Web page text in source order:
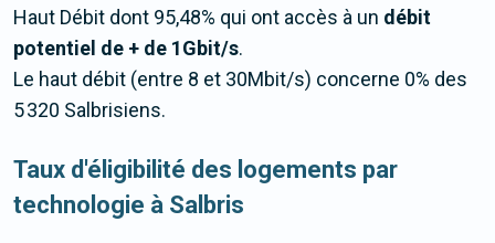
Haut Débit dont 95,48% qui ont accès à un débit
potentiel de + de 1Gbit/s.
Le haut débit (entre 8 et 30Mbit/s) concerne 0% des
5 320 Salbrisiens.
Taux d'éligibilité des logements par
technologie à Salbris